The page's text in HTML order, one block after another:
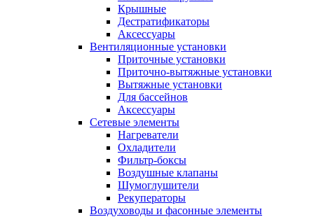
Крышные
Дестратификаторы
Аксессуары
Вентиляционные установки
Приточные установки
Приточно-вытяжные установки
Вытяжные установки
Для бассейнов
Аксессуары
Сетевые элементы
Нагреватели
Охладители
Фильтр-боксы
Воздушные клапаны
Шумоглушители
Рекуператоры
Воздуховоды и фасонные элементы